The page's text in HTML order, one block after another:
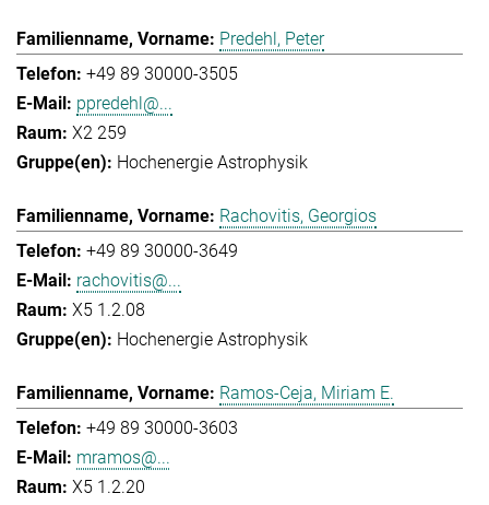
Predehl, Peter
+49 89 30000-3505
ppredehl@...
X2 259
Hochenergie Astrophysik
Rachovitis, Georgios
+49 89 30000-3649
rachovitis@...
X5 1.2.08
Hochenergie Astrophysik
Ramos-Ceja, Miriam E.
+49 89 30000-3603
mramos@...
X5 1.2.20